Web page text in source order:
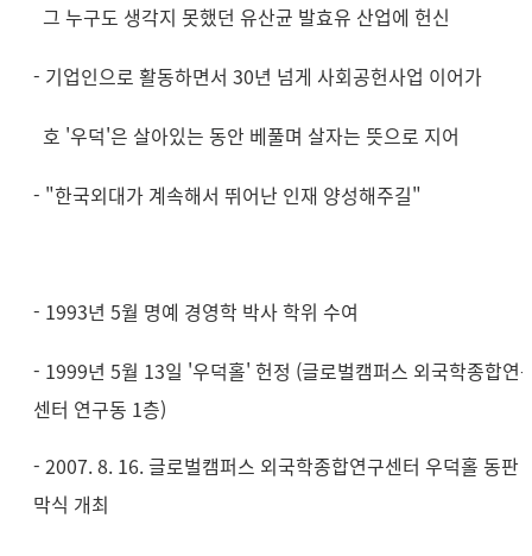
그 누구도 생각지 못했던 유산균 발효유 산업에 헌신
- 기업인으로 활동하면서 30년 넘게 사회공헌사업 이어가
호 '우덕'은 살아있는 동안 베풀며 살자는 뜻으로 지어
- "한국외대가 계속해서 뛰어난 인재 양성해주길"
- 1993년 5월 명예 경영학 박사 학위 수여
- 1999년 5월 13일 '우덕홀' 헌정 (글로벌캠퍼스 외국학종합연
센터 연구동 1층)
- 2007. 8. 16. 글로벌캠퍼스 외국학종합연구센터 우덕홀 동판
막식 개최